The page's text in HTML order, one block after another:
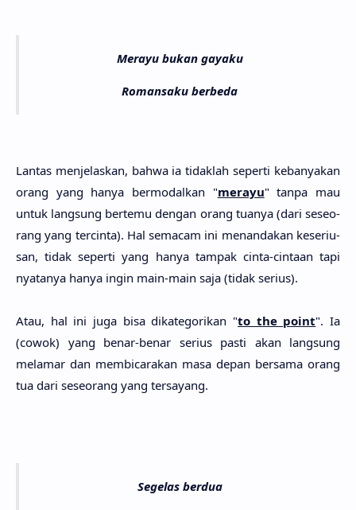
Merayu bukan gayaku
Romansaku berbeda
Lan­tas menjelas­kan, bahwa ia tidak­lah seper­ti kebanya­kan
orang yang hanya bermodal­kan "mera­yu" tanpa mau
untuk lang­sung berte­mu dengan orang tua­nya (dari seseo­
rang yang tercin­ta). Hal sema­cam ini menanda­kan keseriu­
san, tidak seper­ti yang hanya tam­pak cinta-cinta­an tapi
nyata­nya hanya ingin main-main saja (tidak seri­us).
Atau, hal ini juga bisa dikategori­kan "to the point". Ia
(cowok) yang benar-benar seri­us pasti akan lang­sung
mela­mar dan membicara­kan masa depan bersa­ma orang
tua dari seseo­rang yang tersa­yang.
Segelas berdua